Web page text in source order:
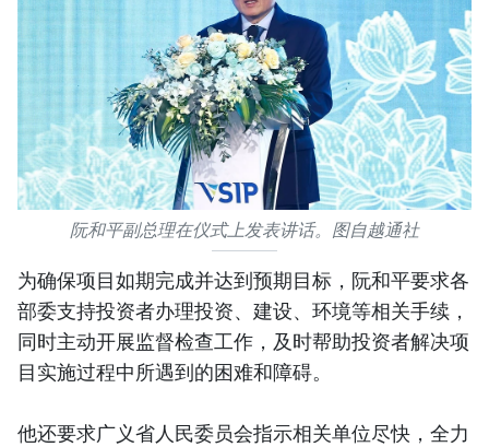
阮和平副总理在仪式上发表讲话。图自越通社
为确保项目如期完成并达到预期目标，阮和平要求各
部委支持投资者办理投资、建设、环境等相关手续，
同时主动开展监督检查工作，及时帮助投资者解决项
目实施过程中所遇到的困难和障碍。
他还要求广义省人民委员会指示相关单位尽快，全力